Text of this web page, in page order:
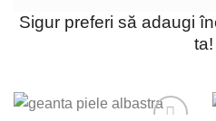
Sigur preferi să adaugi
ta!